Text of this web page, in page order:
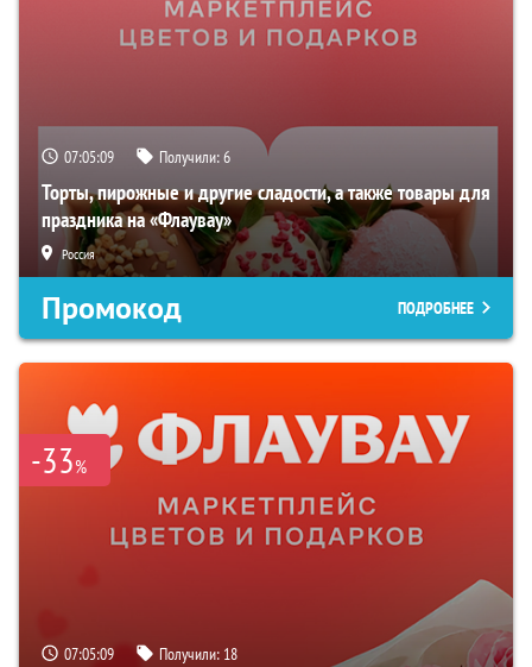
07:05:08 Получили:6
Торты, пирожные и другие сладости, а также товары для
праздника на «Флаувау»
Россия
Промокод ПОДРОБНЕЕ
-33%
07:05:08 Получили: 18